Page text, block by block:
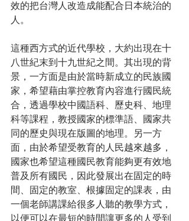
效的把台灣人改造成能配合日本統治的
人。
這種西方式的近代學校，大約出現在十
八世紀末到十九世紀之間。其出現的背
景，一方面是由於當時新成立的民族國
家，希望藉由掌控教育內容進行國民統
合，透過學校中國語科、歷史科、地理
科等課程，教授國家的標準語、國家共
同的歷史與現在版圖的地理。另一方
面，由於希望受教育的人民越來越多，
國家也希望這種國民教育能夠更有效地
普及所有國民，因此發展出在固定的時
間、固定的教室、根據固定的課表，由
一個老師講課給很多人聽的教學方式，
以便可以在最短的時間讓更多的人受到